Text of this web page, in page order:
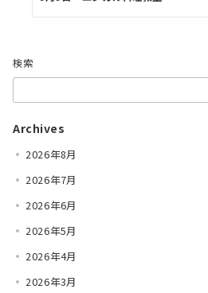
検索
Archives
2026年8月
2026年7月
2026年6月
2026年5月
2026年4月
2026年3月